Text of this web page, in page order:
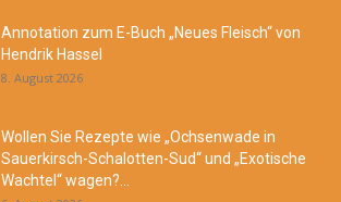
Annotation zum E-Buch „Neues Fleisch“ von
Hendrik Hassel
8. August 2026
Wollen Sie Rezepte wie „Ochsenwade in
Sauerkirsch-Schalotten-Sud“ und „Exotische
Wachtel“ wagen?...